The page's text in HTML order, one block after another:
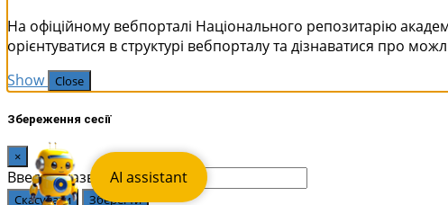
AI assistant
На офіційному вебпорталі Національного репозитарію
орієнтуватися в структурі вебпорталу та дізнаватися про
Show
Close
Збереження сесії
×
Введіть назву сесії:
Скасувати Зберегти